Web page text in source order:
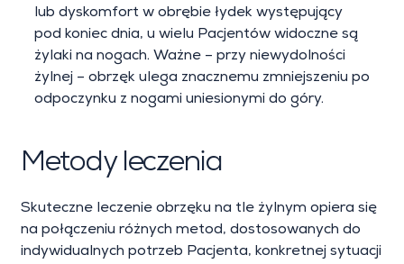
lub dyskomfort w obrębie łydek występujący
pod koniec dnia, u wielu Pacjentów widoczne są
żylaki na nogach. Ważne – przy niewydolności
żylnej – obrzęk ulega znacznemu zmniejszeniu po
odpoczynku z nogami uniesionymi do góry.
Metody leczenia
Skuteczne leczenie obrzęku na tle żylnym opiera się
na połączeniu różnych metod, dostosowanych do
indywidualnych potrzeb Pacjenta, konkretnej sytuacji